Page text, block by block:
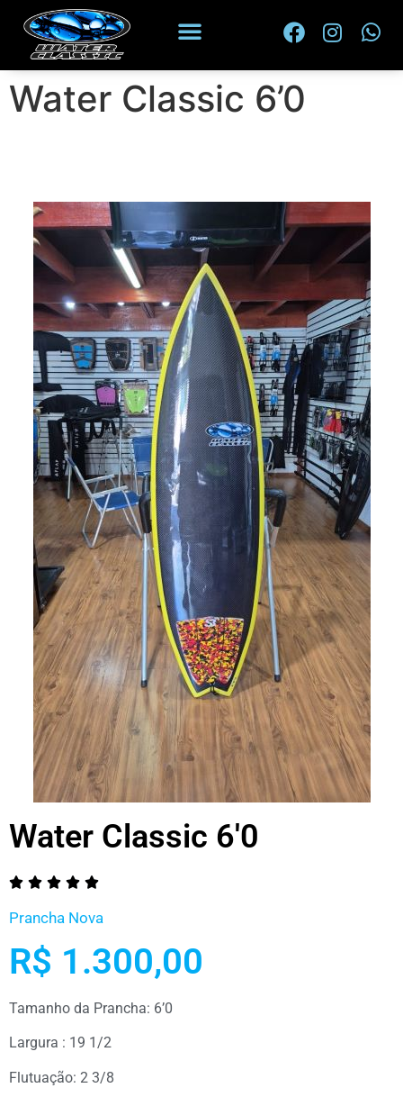
Water Classic 6’0
Water Classic 6'0
    
Prancha Nova
R$ 1.300,00
Tamanho da Prancha: 6’0
Largura : 19 1/2
Flutuação: 2 3/8